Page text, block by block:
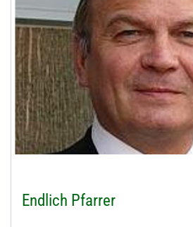
Endlich Pfarrer